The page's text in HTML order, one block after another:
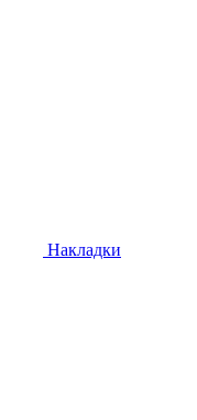
Накладки